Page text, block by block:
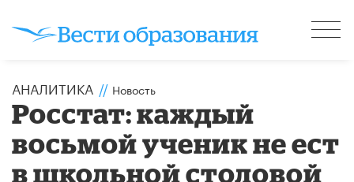
АНАЛИТИКА // Новость
Росстат: каждый
восьмой ученик не ест
в школьной столовой